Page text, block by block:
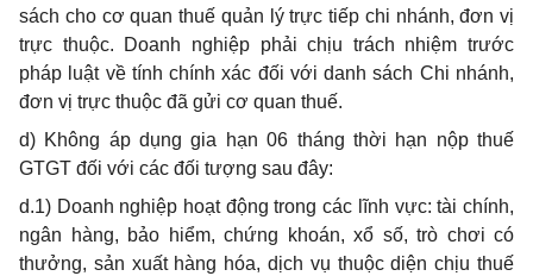
sách cho cơ quan thuế quản lý trực tiếp chi nhánh, đơn vị
trực thuộc. Doanh nghiệp phải chịu trách nhiệm trước
pháp luật về tính chính xác đối với danh sách Chi nhánh,
đơn vị trực thuộc đã gửi cơ quan thuế.
d) Không áp dụng gia hạn 06 tháng thời hạn nộp thuế
GTGT đối với các đối tượng sau đây:
d.1) Doanh nghiệp hoạt động trong các lĩnh vực: tài chính,
ngân hàng, bảo hiểm, chứng khoán, xổ số, trò chơi có
thưởng, sản xuất hàng hóa, dịch vụ thuộc diện chịu thuế